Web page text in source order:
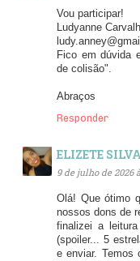
Vou participar!
Ludyanne
Fico em dúvida
de colisão".
Abraços
Responder
ELIZETE SILVA
9 de julho de 2026
Olá! Que ótimo
nossos dons de
finalizei a
(spoiler... 5
e enviar. Temos